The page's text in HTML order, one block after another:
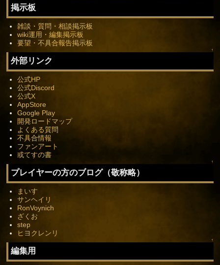
掲示板
雑談・質問・相談掲示板
wiki運用・編集掲示板
要望・不具合報告掲示板
↑
外部リンク
公式HP
公式Discord
公式X
AppStore
Google Play
開発ロードマップ
よくある質問
不具合情報
ファンアート
或てすの書
↑
プレイヤーの方のブログ（敬称略）
まいす
サンヘイリ
RonVoynich
ざくお
step
ヒヨクレンリ
↑
編集用